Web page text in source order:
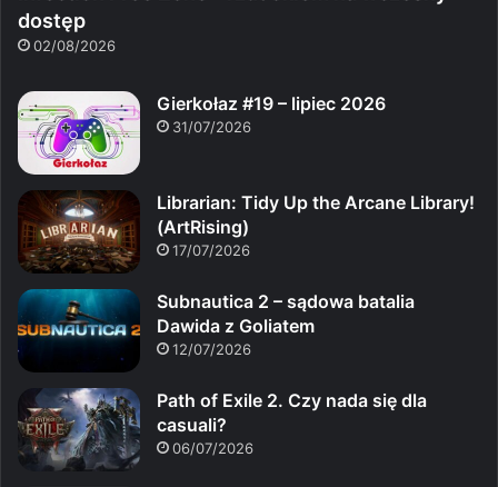
dostęp
02/08/2026
Gierkołaz #19 – lipiec 2026
31/07/2026
Librarian: Tidy Up the Arcane Library!
(ArtRising)
17/07/2026
Subnautica 2 – sądowa batalia
Dawida z Goliatem
12/07/2026
Path of Exile 2. Czy nada się dla
casuali?
06/07/2026